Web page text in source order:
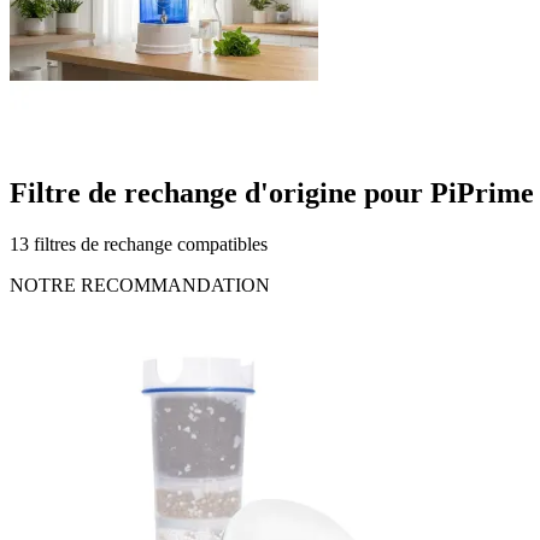
Filtre de rechange d'origine pour
13 filtres de rechange compatibles
NOTRE RECOMMANDATION